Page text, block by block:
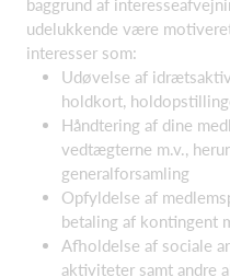
udelukkende være
interesser som:
Udøvelse af
holdkort,
Håndtering af dine
vedtægterne m.v.,
generalforsamling
Opfyldelse af
betaling af kontingent
Afholdelse af sociale
aktiviteter samt andre